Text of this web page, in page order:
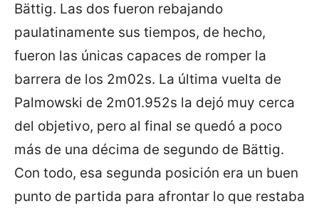
Bättig. Las dos fueron rebajando
paulatinamente sus tiempos, de hecho,
fueron las únicas capaces de romper la
barrera de los 2m02s. La última vuelta de
Palmowski de 2m01.952s la dejó muy cerca
del objetivo, pero al final se quedó a poco
más de una décima de segundo de Bättig.
Con todo, esa segunda posición era un buen
punto de partida para afrontar lo que restaba